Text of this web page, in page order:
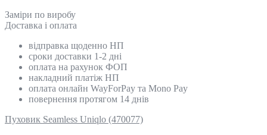
Замiри по виробу
Доставка і оплата
відправка щоденно НП
сроки доставки 1-2 дні
оплата на рахунок ФОП
накладний платіж НП
оплата онлайн WayForPay та Mono Pay
повернення протягом 14 днів
Пуховик Seamless Uniqlo (470077)